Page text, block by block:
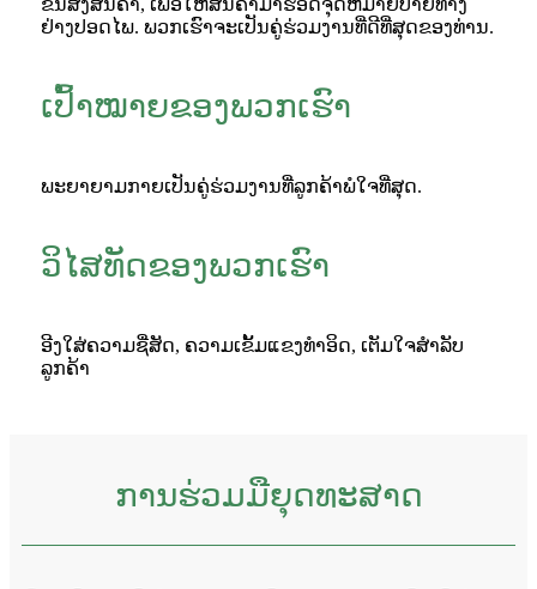
ຂົນສົ່ງສິນຄ້າ, ເພື່ອໃຫ້ສິນຄ້າມາຮອດຈຸດຫມາຍປາຍທາງ
ຢ່າງປອດໄພ. ພວກເຮົາຈະເປັນຄູ່ຮ່ວມງານທີ່ດີທີ່ສຸດຂອງທ່ານ.
ເປົ້າໝາຍຂອງພວກເຮົາ
ພະຍາຍາມກາຍເປັນຄູ່ຮ່ວມງານທີ່ລູກຄ້າພໍໃຈທີ່ສຸດ.
ວິໄສທັດຂອງພວກເຮົາ
ອີງໃສ່ຄວາມຊື່ສັດ, ຄວາມເຂັ້ມແຂງທໍາອິດ, ເຕັມໃຈສໍາລັບ
ລູກຄ້າ
ການຮ່ວມມືຍຸດທະສາດ